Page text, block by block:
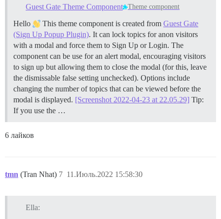
Guest Gate Theme Component Theme component
Hello This theme component is created from Guest Gate
(Sign Up Popup Plugin). It can lock topics for anon visitors
with a modal and force them to Sign Up or Login. The
component can be use for an alert modal, encouraging visitors
to sign up but allowing them to close the modal (for this, leave
the dismissable false setting unchecked). Options include
changing the number of topics that can be viewed before the
modal is displayed. [Screenshot 2022-04-23 at 22.05.29] Tip:
If you use the …
6 лайков
tmn (Tran Nhat) 11.Июль.2022 15:58:30
7
Ella: